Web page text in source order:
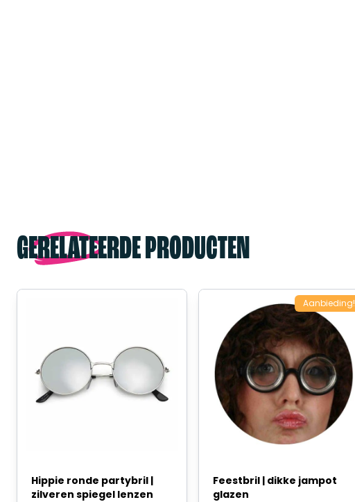
GERELATEERDE PRODUCTEN
Hippie ronde partybril |
zilveren spiegel lenzen
Aanbieding!
Feestbril | dikke jampot
glazen